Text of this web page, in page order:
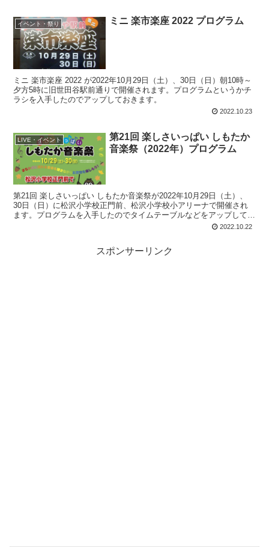
イベント・祭り ミニ 楽市楽座 2022 プログラム
ミニ 楽市楽座 2022 が2022年10月29日（土）、30日（日）朝10時～
夕方5時に旧世田谷駅前通りで開催されます。プログラムというかチ
ラシを入手したのでアップしておきます。
2022.10.23
LIVE・イベント
第21回 楽しさいっぱい しもたか
音楽祭（2022年）プログラム
第21回 楽しさいっぱい しもたか音楽祭が2022年10月29日（土）、
30日（日）に松沢小学校正門前、松沢小学校小アリーナで開催され
ます。プログラムを入手したのでタイムテーブルなどをアップしてお
2022.10.22
スポンサーリンク